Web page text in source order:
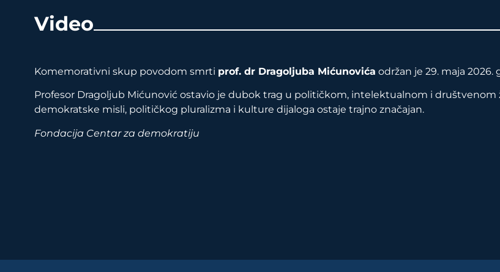
Video
Komemorativni skup povodom smrti prof. dr Dragoljuba Mićunovića održan je 29. maja
Profesor Dragoljub Mićunović ostavio je dubok trag u političkom, intelektualnom i društvenom
demokratske misli, političkog pluralizma i kulture dijaloga ostaje trajno značajan.
Fondacija Centar za demokratiju